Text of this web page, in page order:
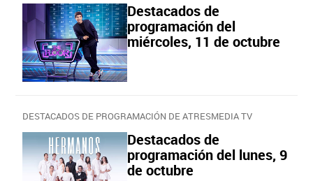
Destacados de
programación del
miércoles, 11 de octubre
DESTACADOS DE PROGRAMACIÓN DE ATRESMEDIA TV
Destacados de
programación del lunes, 9
de octubre